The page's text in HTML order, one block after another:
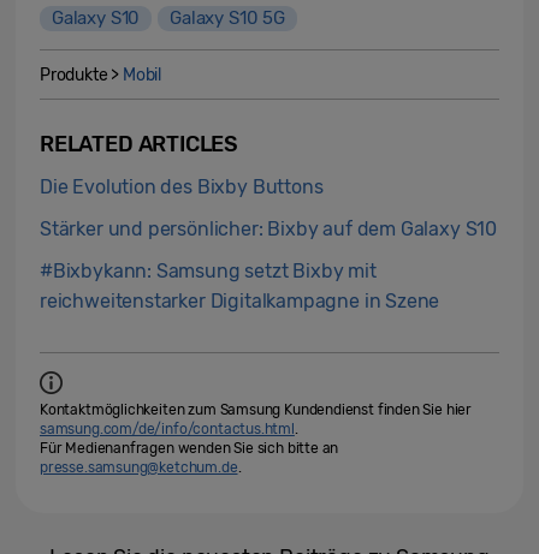
Galaxy S10
Galaxy S10 5G
Produkte > Mobil
RELATED ARTICLES
Die Evolution des Bixby Buttons
Stärker und persönlicher: Bixby auf dem Galaxy S10
#Bixbykann: Samsung setzt Bixby mit
reichweitenstarker Digitalkampagne in Szene
Kontaktmöglichkeiten zum Samsung Kundendienst finden Sie hier
samsung.com/de/info/contactus.html .
Für Medienanfragen wenden Sie sich bitte an
presse.samsung@ketchum.de.